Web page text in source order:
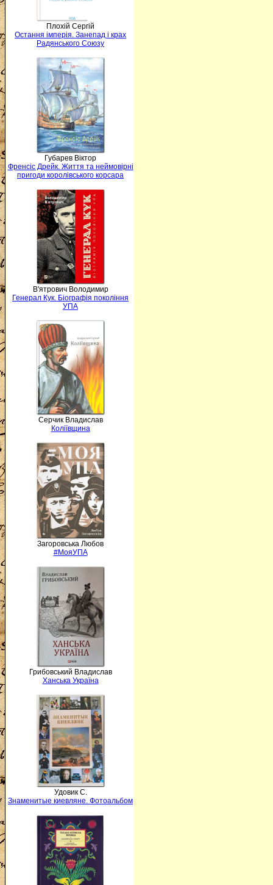
Плохій Сергій
Остання імперія. Занепад і крах
Радянського Союзу
Губарев Віктор
Френсіс Дрейк. Життя та неймовірні
пригоди королівського корсара
В'ятрович Володимир
Генерал Кук. Біографія покоління
УПА
Серчик Владислав
Коліївщина
Загоровська Любов
#МояУПА
Грибовський Владислав
Ханська Україна
Удовик С.
Знаменитые киевляне. Фотоальбом